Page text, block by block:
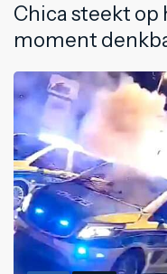
Chica steekt
moment